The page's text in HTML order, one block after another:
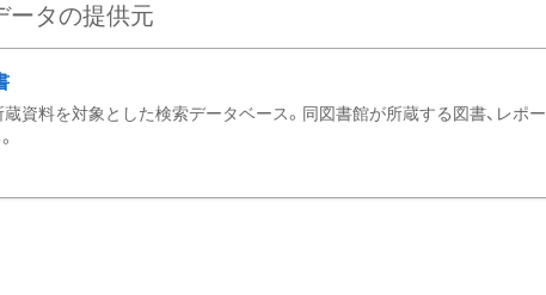
ータの提供元
資料を対象とした検索データベース。同図書館が所蔵する図書、レポー